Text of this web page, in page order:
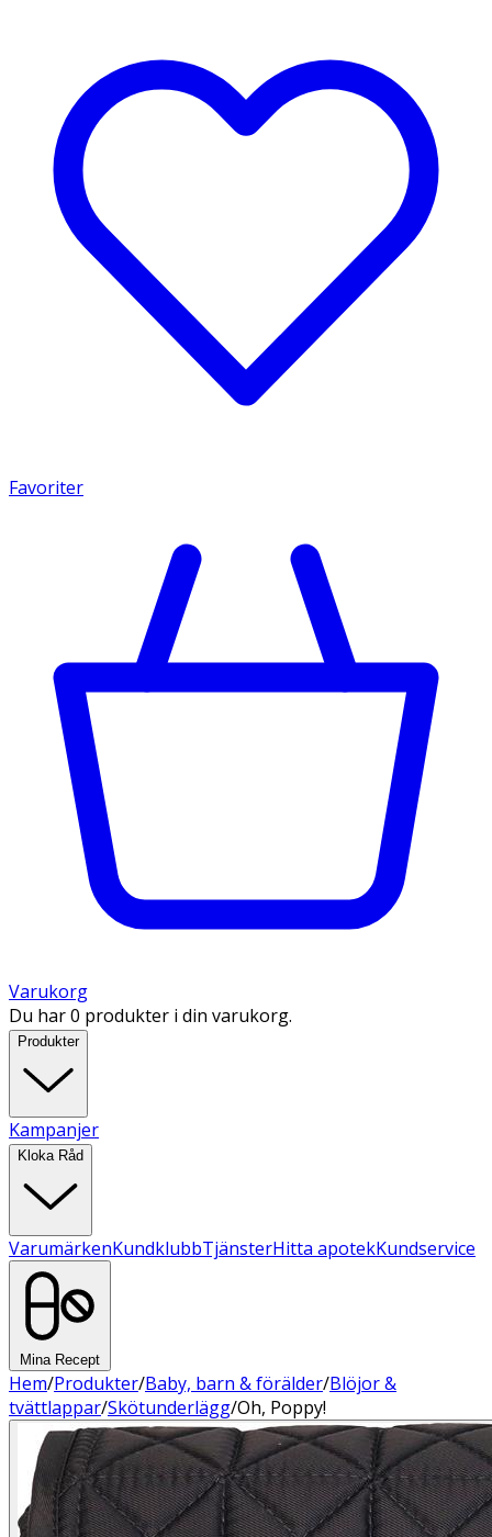
Favoriter
Varukorg
Du har 0 produkter i din varukorg.
Produkter
Kampanjer
Kloka Råd
VarumärkenKundklubbTjänsterHitta apotekKundservice
Mina Recept
Hem/Produkter/Baby, barn & förälder/Blöjor &
tvättlappar/Skötunderlägg/Oh, Poppy!